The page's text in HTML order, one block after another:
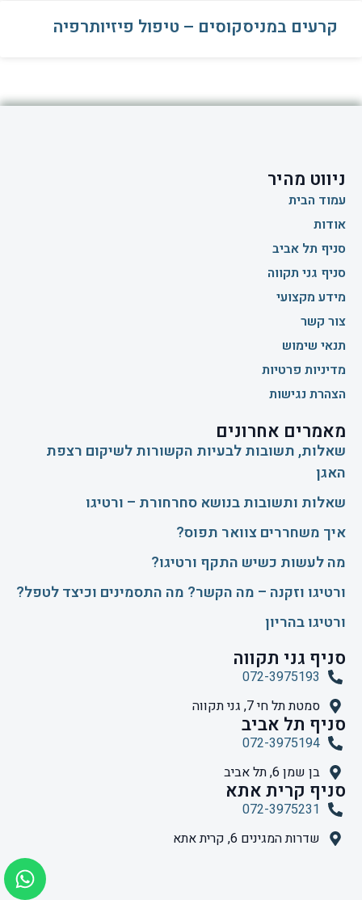
קרעים במניסקוסים – טיפול פיזיותרפיה
ניווט מהיר
עמוד הבית
אודות
סניף תל אביב
סניף גני תקווה
מידע מקצועי
צור קשר
תנאי שימוש
מדיניות פרטיות
הצהרת נגישות
מאמרים אחרונים
שאלות, תשובות לבעיות הקשורות לשיקום רצפת
האגן
שאלות ותשובות בנושא סחרחורת – ורטיגו
איך משחררים צוואר תפוס?
​מה לעשות כשיש התקף ורטיגו?
ורטיגו וזקנה – מה הקשר? מה התסמינים וכיצד לטפל?
ורטיגו בהריון
סניף גני תקווה
072-3975193
סמטת תל חי 7, גני תקווה
סניף תל אביב
072-3975194
בן שמן 6, תל אביב
סניף קרית אתא
072-3975231
שדרות המגינים 6, קרית אתא